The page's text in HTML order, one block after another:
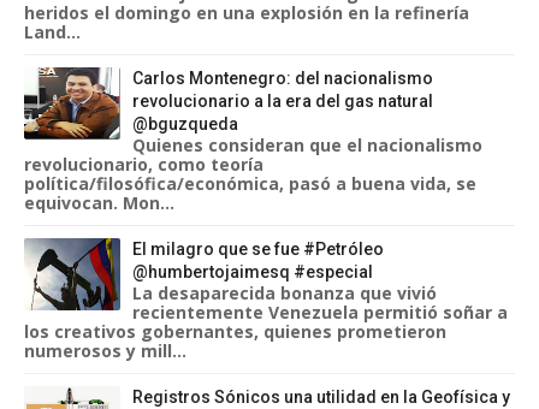
heridos el domingo en una explosión en la refinería
Land...
Carlos Montenegro: del nacionalismo
revolucionario a la era del gas natural
@bguzqueda
Quienes consideran que el nacionalismo
revolucionario, como teoría
política/filosófica/económica, pasó a buena vida, se
equivocan. Mon...
El milagro que se fue #Petróleo
@humbertojaimesq #especial
La desaparecida bonanza que vivió
recientemente Venezuela permitió soñar a
los creativos gobernantes, quienes prometieron
numerosos y mill...
Registros Sónicos una utilidad en la Geofísica y